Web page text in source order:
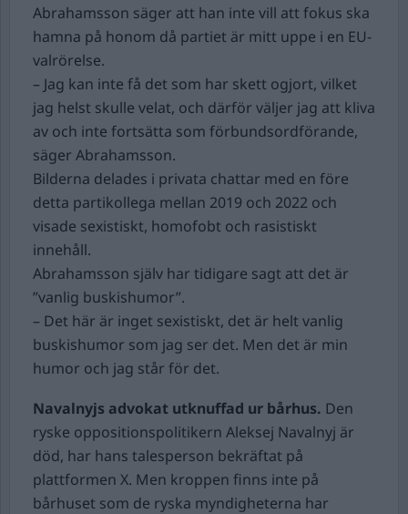
Abrahamsson säger att han inte vill att fokus ska
hamna på honom då partiet är mitt uppe i en EU-
valrörelse.
– Jag kan inte få det som har skett ogjort, vilket
jag helst skulle velat, och därför väljer jag att kliva
av och inte fortsätta som förbundsordförande,
säger Abrahamsson.
Bilderna delades i privata chattar med en före
detta partikollega mellan 2019 och 2022 och
visade sexistiskt, homofobt och rasistiskt
innehåll.
Abrahamsson själv har tidigare sagt att det är
”vanlig buskishumor”.
– Det här är inget sexistiskt, det är helt vanlig
buskishumor som jag ser det. Men det är min
humor och jag står för det.
Navalnyjs advokat utknuffad ur bårhus. Den
ryske oppositionspolitikern Aleksej Navalnyj är
död, har hans talesperson bekräftat på
plattformen X. Men kroppen finns inte på
bårhuset som de ryska myndigheterna har